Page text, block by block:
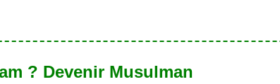
? Devenir Musulman